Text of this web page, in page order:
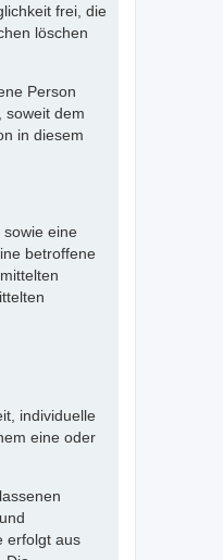
frei, die
löschen
Person
soweit dem
in diesem
eine
betroffene
individuelle
eine oder
erfolgt aus